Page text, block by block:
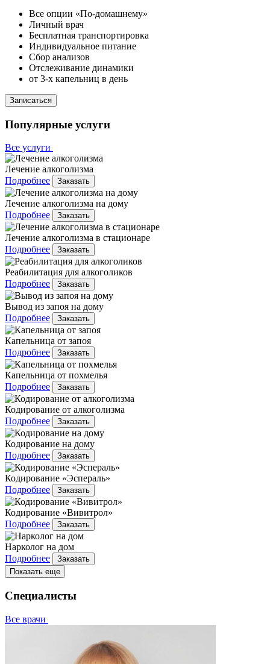
Все опции «По-домашнему»
Личный врач
Бесплатная транспортировка
Индивидуальное питание
Сбор анализов
Отслеживание динамики
от 3-х капельниц в день
Записаться
Популярные услуги
Все услуги
Лечение алкоголизма
Подробнее
Заказать
Лечение алкоголизма на дому
Подробнее
Заказать
Лечение алкоголизма в стационаре
Подробнее
Заказать
Реабилитация для алкоголиков
Подробнее
Заказать
Вывод из запоя на дому
Подробнее
Заказать
Капельница от запоя
Подробнее
Заказать
Капельница от похмелья
Подробнее
Заказать
Кодирование от алкоголизма
Подробнее
Заказать
Кодирование на дому
Подробнее
Заказать
Кодирование «Эспераль»
Подробнее
Заказать
Кодирование «Вивитрол»
Подробнее
Заказать
Нарколог на дом
Подробнее
Заказать
Показать еще
Специалисты
Все врачи